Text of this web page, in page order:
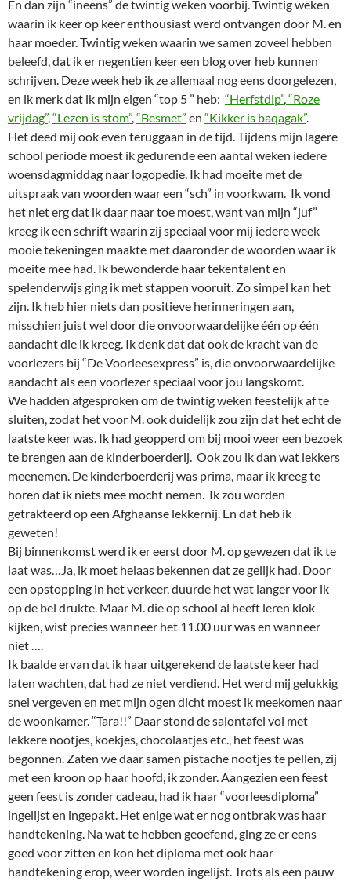
En dan zijn “ineens” de twintig weken voorbij. Twintig weken
waarin ik keer op keer enthousiast werd ontvangen door M. en
haar moeder. Twintig weken waarin we samen zoveel hebben
beleefd, dat ik er negentien keer een blog over heb kunnen
schrijven. Deze week heb ik ze allemaal nog eens doorgelezen,
en ik merk dat ik mijn eigen “top 5 ” heb: “Herfstdip”, “Roze
vrijdag”, “Lezen is stom”, “Besmet” en “Kikker is baqagak”.
Het deed mij ook even teruggaan in de tijd. Tijdens mijn lagere
school periode moest ik gedurende een aantal weken iedere
woensdagmiddag naar logopedie. Ik had moeite met de
uitspraak van woorden waar een “sch” in voorkwam. Ik vond
het niet erg dat ik daar naar toe moest, want van mijn “juf”
kreeg ik een schrift waarin zij speciaal voor mij iedere week
mooie tekeningen maakte met daaronder de woorden waar ik
moeite mee had. Ik bewonderde haar tekentalent en
spelenderwijs ging ik met stappen vooruit. Zo simpel kan het
zijn. Ik heb hier niets dan positieve herinneringen aan,
misschien juist wel door die onvoorwaardelijke één op één
aandacht die ik kreeg. Ik denk dat dat ook de kracht van de
voorlezers bij “De Voorleesexpress” is, die onvoorwaardelijke
aandacht als een voorlezer speciaal voor jou langskomt.
We hadden afgesproken om de twintig weken feestelijk af te
sluiten, zodat het voor M. ook duidelijk zou zijn dat het echt de
laatste keer was. Ik had geopperd om bij mooi weer een bezoek
te brengen aan de kinderboerderij. Ook zou ik dan wat lekkers
meenemen. De kinderboerderij was prima, maar ik kreeg te
horen dat ik niets mee mocht nemen. Ik zou worden
getrakteerd op een Afghaanse lekkernij. En dat heb ik
geweten!
Bij binnenkomst werd ik er eerst door M. op gewezen dat ik te
laat was…Ja, ik moet helaas bekennen dat ze gelijk had. Door
een opstopping in het verkeer, duurde het wat langer voor ik
op de bel drukte. Maar M. die op school al heeft leren klok
kijken, wist precies wanneer het 11.00 uur was en wanneer
niet ….
Ik baalde ervan dat ik haar uitgerekend de laatste keer had
laten wachten, dat had ze niet verdiend. Het werd mij gelukkig
snel vergeven en met mijn ogen dicht moest ik meekomen naar
de woonkamer. “Tara!!” Daar stond de salontafel vol met
lekkere nootjes, koekjes, chocolaatjes etc., het feest was
begonnen. Zaten we daar samen pistache nootjes te pellen, zij
met een kroon op haar hoofd, ik zonder. Aangezien een feest
geen feest is zonder cadeau, had ik haar “voorleesdiploma”
ingelijst en ingepakt. Het enige wat er nog ontbrak was haar
handtekening. Na wat te hebben geoefend, ging ze er eens
goed voor zitten en kon het diploma met ook haar
handtekening erop, weer worden ingelijst. Trots als een pauw